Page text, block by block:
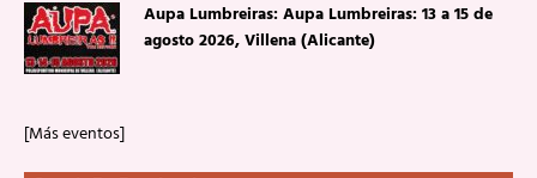
Aupa Lumbreiras: Aupa Lumbreiras: 13 a 15 de
agosto 2026, Villena (Alicante)
[Más eventos]